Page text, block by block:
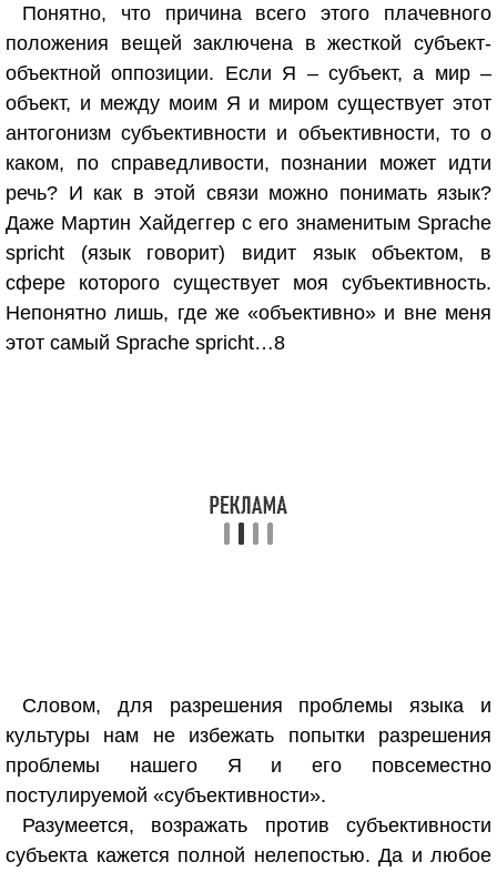
Понятно, что причина всего этого плачевного
положения вещей заключена в жесткой субъект-
объектной оппозиции. Если Я – субъект, а мир –
объект, и между моим Я и миром существует этот
антогонизм субъективности и объективности, то о
каком, по справедливости, познании может идти
речь? И как в этой связи можно понимать язык?
Даже Мартин Хайдеггер с его знаменитым Sprache
spricht (язык говорит) видит язык объектом, в
сфере которого существует моя субъективность.
Непонятно лишь, где же «объективно» и вне меня
этот самый Sprache spricht…8
Словом, для разрешения проблемы языка и
культуры нам не избежать попытки разрешения
проблемы нашего Я и его повсеместно
постулируемой «субъективности».
Разумеется, возражать против субъективности
субъекта кажется полной нелепостью. Да и любое